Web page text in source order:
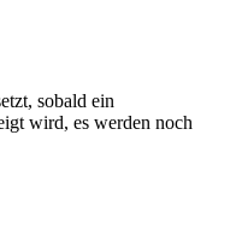
sobald ein
wird, es werden noch